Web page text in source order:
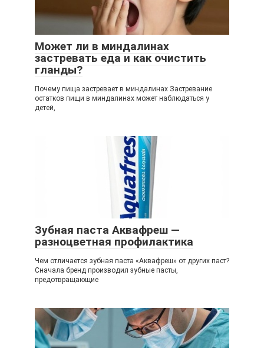
Может ли в миндалинах
застревать еда и как очистить
гланды?
Почему пища застревает в миндалинах Застревание
остатков пищи в миндалинах может наблюдаться у
детей,
Зубная паста Аквафреш —
разноцветная профилактика
Чем отличается зубная паста «Аквафреш» от других паст?
Сначала бренд производил зубные пасты,
предотвращающие